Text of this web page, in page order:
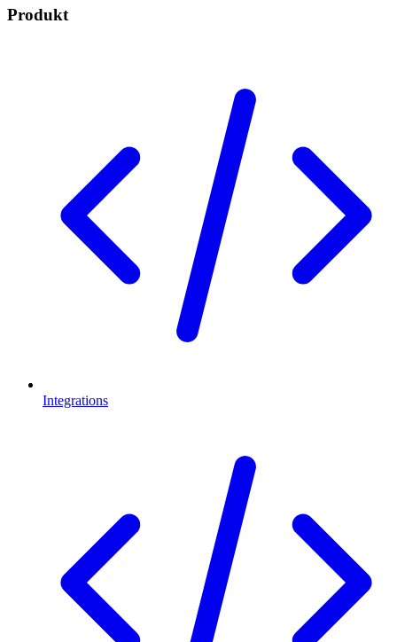
Produkt
Integrations